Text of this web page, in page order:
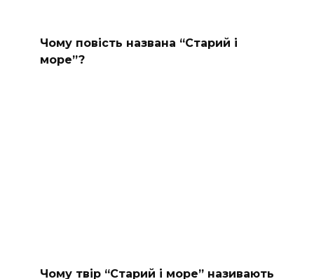
Чому повість названа “Старий і
море”?
Чому твір “Старий і море” називають